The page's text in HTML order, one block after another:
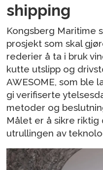
shipping
Kongsberg Maritime
prosjekt som skal
rederier å ta i bruk
kutte utslipp og
AWESOME, som ble
gi verifiserte
metoder og
Målet er å sikre
utrullingen av